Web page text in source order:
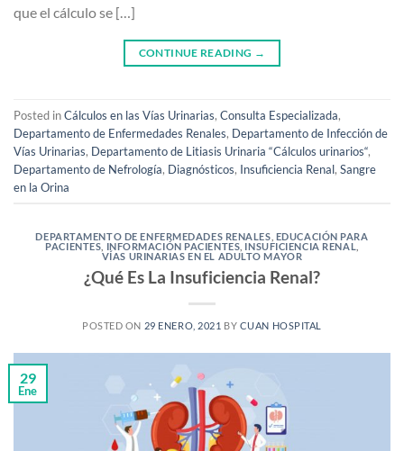
que el cálculo se […]
CONTINUE READING →
Posted inCálculos en las Vías Urinarias, Consulta Especializada,
Departamento de Enfermedades Renales, Departamento de Infección de
Vías Urinarias, Departamento de Litiasis Urinaria “Cálculos urinarios“,
Departamento de Nefrología, Diagnósticos, Insuficiencia Renal, Sangre
en la Orina
DEPARTAMENTO DE ENFERMEDADES RENALES EDUCACIÓN PARA
PACIENTES INFORMACIÓN PACIENTES INSUFICIENCIA RENAL
VÍAS URINARIAS EN EL ADULTO MAYOR
¿Qué Es La Insuficiencia Renal?
POSTED ON 29 ENERO, 2021 BY CUAN HOSPITAL
29
Ene